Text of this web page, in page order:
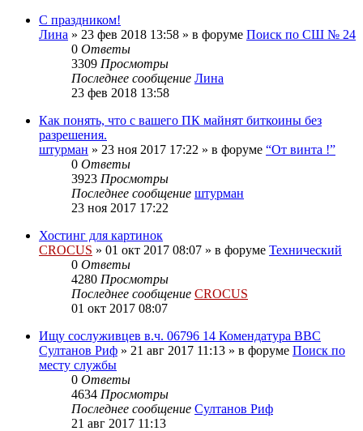
С праздником!
Лина » 23 фев 2018 13:58 » в форуме Поиск по СШ № 24
0 Ответы
3309 Просмотры
Последнее сообщение Лина
23 фев 2018 13:58
Как понять, что с вашего ПК майнят биткоины без
разрешения.
штурман » 23 ноя 2017 17:22 » в форуме “От винта !”
0 Ответы
3923 Просмотры
Последнее сообщение штурман
23 ноя 2017 17:22
Хостинг для картинок
CROCUS » 01 окт 2017 08:07 » в форуме Технический
0 Ответы
4280 Просмотры
Последнее сообщение CROCUS
01 окт 2017 08:07
Ищу сослуживцев в.ч. 06796 14 Комендатура ВВС
Султанов Риф » 21 авг 2017 11:13 » в форуме Поиск по
месту службы
0 Ответы
4634 Просмотры
Последнее сообщение Султанов Риф
21 авг 2017 11:13